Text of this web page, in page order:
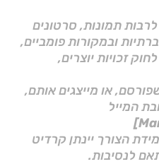
תמונות, סרטונים
ובמקורות פומביים,
להוראות סעיף 27א לחוק זכויות יוצרים,
או מייצגים אותם,
המייל
הצורך יינתן קרדיט
לנסיבות.